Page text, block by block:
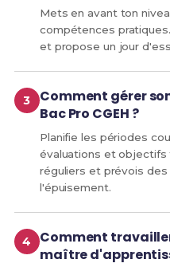
Mets en avant ton
compétences
et propose un jour
Comment gérer
Bac Pro CGEH ?
Planifie les périodes
évaluations et objectifs
réguliers et prévois
l'épuisement.
Comment
maître